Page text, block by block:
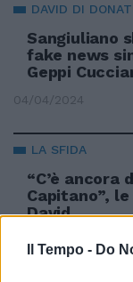
Il Tempo - Do
DAVID DI
Sangiuliano
fake news
Geppi
04/04/2024
LA SFIDA
“C’è ancora
Capitano”,
David